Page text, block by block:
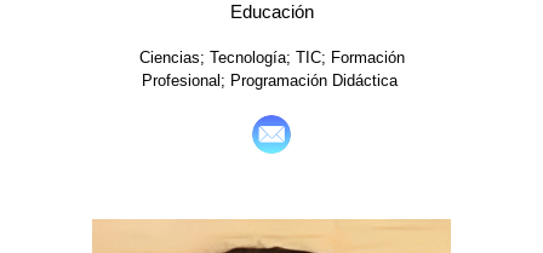
Educación
Ciencias; Tecnología; TIC; Formación
Profesional; Programación Didáctica